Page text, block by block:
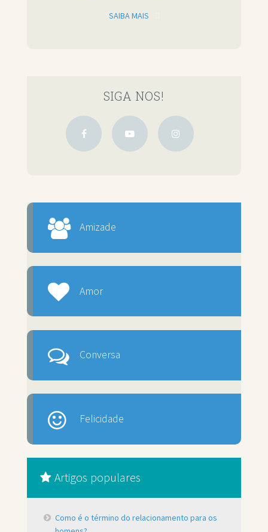
SAIBA MAIS
SIGA NOS!
Amizade
Amor
Conversa
Felicidade
Artigos populares
Como é o término do relacionamento para os